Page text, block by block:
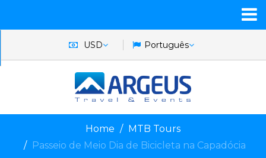
USD Português
Home
MTB Tours
Passeio de Meio Dia de Bicicleta na Capadócia